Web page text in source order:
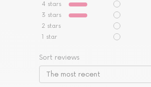
4 stars
3 stars
2 stars
1 star
Sort reviews